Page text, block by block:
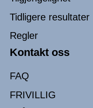
Tidligere resultater
Regler
Kontakt oss
FAQ
FRIVILLIG